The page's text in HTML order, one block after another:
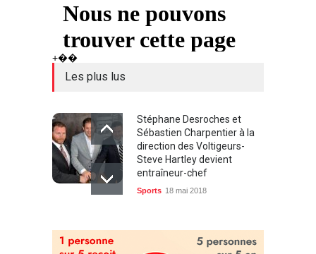
+��
Les plus lus
Stéphane Desroches et
Sébastien Charpentier à la
direction des Voltigeurs-
Steve Hartley devient
entraîneur-chef
Sports 18 mai 2018